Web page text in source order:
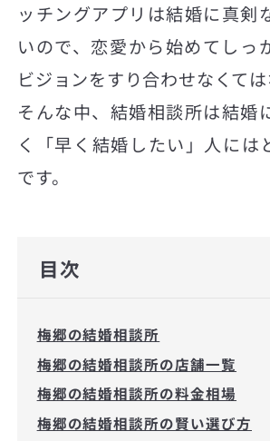
ッチングアプリは結婚に真剣
いので、恋愛から始めてしっ
ビジョンをすり合わせなくては
そんな中、結婚相談所は結婚
く「早く結婚したい」人には
です。
目次
梅郷の結婚相談所
梅郷の結婚相談所の店舗一覧
梅郷の結婚相談所の料金相場
梅郷の結婚相談所の賢い選び方